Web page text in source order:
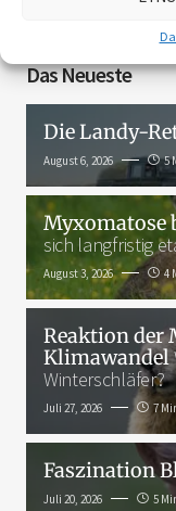
Das Neueste
Die Landy-
August 6, 2026 5
Myxomatose
sich langfristig
August 3, 2026 4
Reaktion der
Klimawandel
Winterschläfer?
Juli 27, 2026 7
Faszination
Juli 20, 2026 5